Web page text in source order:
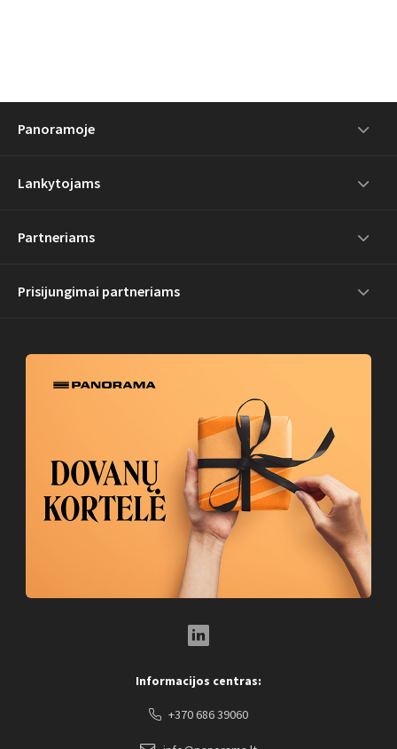
Panoramoje
Lankytojams
Partneriams
Prisijungimai partneriams
Informacijos centras:
+370 686 39060